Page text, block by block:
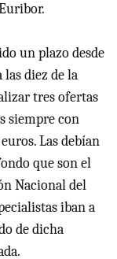
un plazo desde
diez de la
tres ofertas
siempre con
Las debían
que son el
Nacional del
iban a
de dicha